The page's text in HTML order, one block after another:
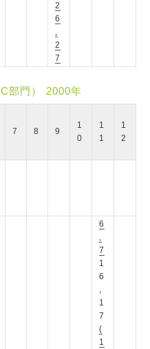
2
6
,
2
7
部門） 2000年
7 8 9
1
0
1
1
1
2
6
,
7
1
6
,
1
7
(
1